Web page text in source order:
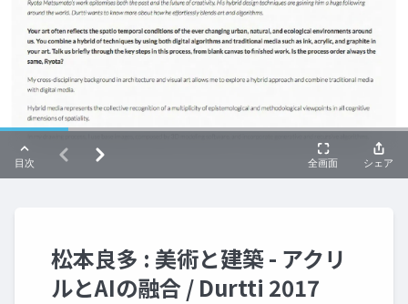
松本良多 : 美術と建築 - アクリ
ルとAIの融合 / Durtti 2017